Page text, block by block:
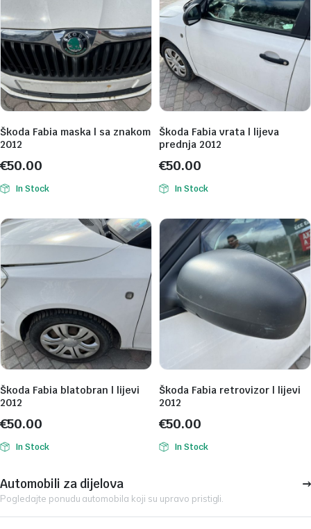
Škoda Fabia maska | sa znakom
2012
€50.00
In Stock
Škoda Fabia vrata | lijeva
prednja 2012
€50.00
In Stock
Škoda Fabia blatobran | lijevi
2012
€50.00
In Stock
Škoda Fabia retrovizor | lijevi
2012
€50.00
In Stock
Automobili za dijelova
Pogledajte ponudu automobila koji su upravo pristigli.